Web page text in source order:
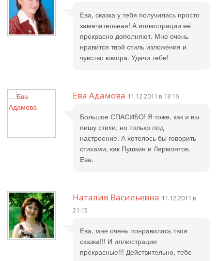
Ева, сказка у тебя получилась просто
замечательная! А иллюстрации её
прекрасно дополняют. Мне очень
нравится твой стиль изложения и
чувство юмора. Удачи тебе!
Ева Адамова 11.12.2011 в 13:16
Большое СПАСИБО! Я тоже, как и вы
пишу стихи, но только под
настроение. А хотелось бы говорить
стихами, как Пушкин и Лермонтов.
Ева.
Наталия Васильевна 11.12.2011 в
21:15
Ева, мне очень понравилась твоя
сказка!!! И иллюстрации
прекрасные!!! Действительно, тебе